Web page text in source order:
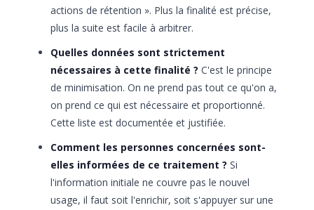
actions de rétention ». Plus la finalité est précise,
plus la suite est facile à arbitrer.
Quelles données sont strictement
nécessaires à cette finalité ? C'est le principe
de minimisation. On ne prend pas tout ce qu'on a,
on prend ce qui est nécessaire et proportionné.
Cette liste est documentée et justifiée.
Comment les personnes concernées sont-
elles informées de ce traitement ? Si
l'information initiale ne couvre pas le nouvel
usage, il faut soit l'enrichir, soit s'appuyer sur une